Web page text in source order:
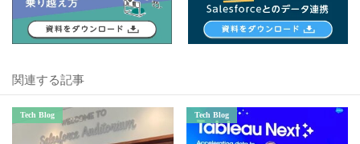
関連する記事
Tech Blog Tech Blog